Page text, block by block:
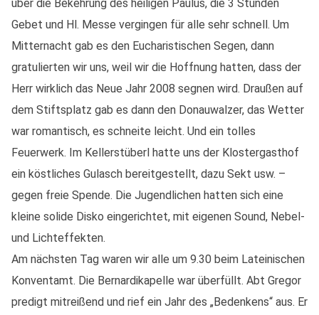
über die Bekehrung des heiligen Paulus, die 3 Stunden
Gebet und Hl. Messe vergingen für alle sehr schnell. Um
Mitternacht gab es den Eucharistischen Segen, dann
gratulierten wir uns, weil wir die Hoffnung hatten, dass der
Herr wirklich das Neue Jahr 2008 segnen wird. Draußen auf
dem Stiftsplatz gab es dann den Donauwalzer, das Wetter
war romantisch, es schneite leicht. Und ein tolles
Feuerwerk. Im Kellerstüberl hatte uns der Klostergasthof
ein köstliches Gulasch bereitgestellt, dazu Sekt usw. –
gegen freie Spende. Die Jugendlichen hatten sich eine
kleine solide Disko eingerichtet, mit eigenen Sound, Nebel-
und Lichteffekten.
Am nächsten Tag waren wir alle um 9.30 beim Lateinischen
Konventamt. Die Bernardikapelle war überfüllt. Abt Gregor
predigt mitreißend und rief ein Jahr des „Bedenkens“ aus. Er